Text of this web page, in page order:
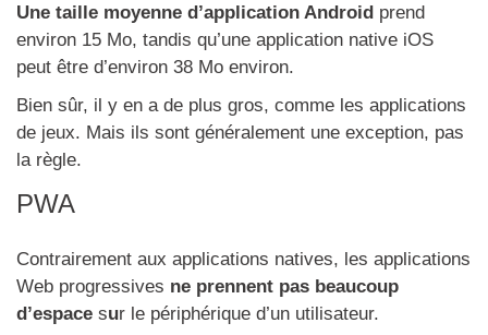
Une taille moyenne d’application Android prend
environ 15 Mo, tandis qu’une application native iOS
peut être d’environ 38 Mo environ.
Bien sûr, il y en a de plus gros, comme les applications
de jeux. Mais ils sont généralement une exception, pas
la règle.
PWA
Contrairement aux applications natives, les applications
Web progressives ne prennent pas beaucoup
d’espace sur le périphérique d’un utilisateur.